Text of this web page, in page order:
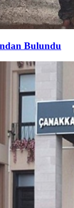
Bulundu